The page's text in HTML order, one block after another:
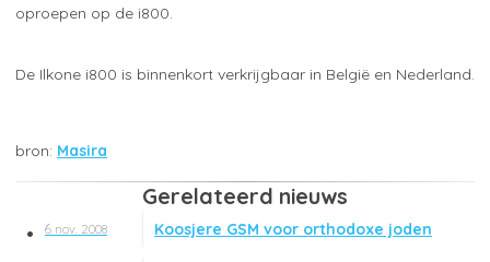
oproepen op de i800.
De Ilkone i800 is binnenkort verkrijgbaar in België en Nederland.
Masira
Gerelateerd nieuws
6 nov. 2008 Koosjere GSM voor orthodoxe joden